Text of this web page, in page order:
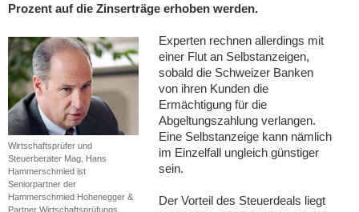
Prozent auf die Zinserträge erhoben werden.
Wirtschaftsprüfer und
Steuerberater Mag. Hans
Hammerschmied ist
Seniorpartner der
Hammerschmied Hohenegger &
Partner Wirtschaftsprüfungs
Experten rechnen allerdings mit
einer Flut an Selbstanzeigen,
sobald die Schweizer Banken
von ihren Kunden die
Ermächtigung für die
Abgeltungszahlung verlangen.
Eine Selbstanzeige kann nämlich
im Einzelfall ungleich günstiger
sein.
Der Vorteil des Steuerdeals liegt